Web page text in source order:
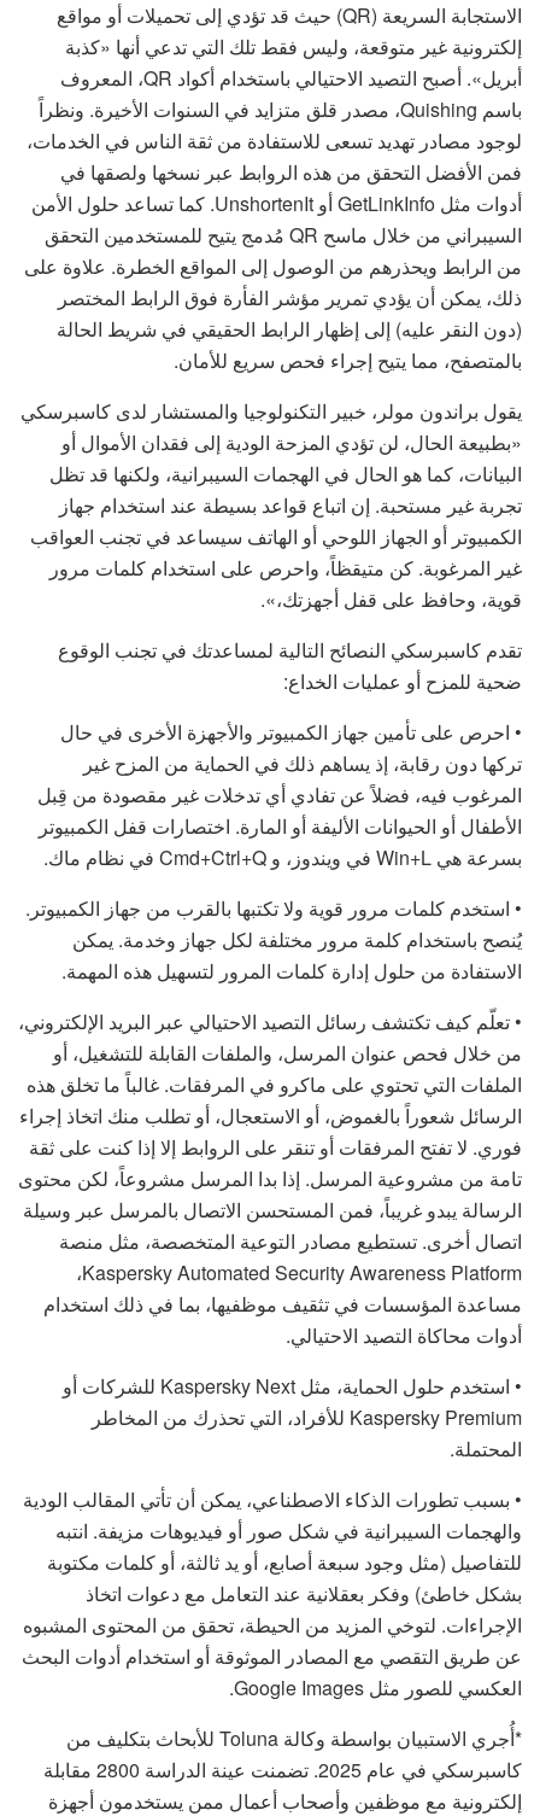
الاستجابة السريعة (QR) حيث قد تؤدي إلى تحميلات أو مواقع
إلكترونية غير متوقعة، وليس فقط تلك التي تدعي أنها «كذبة
أبريل». أصبح التصيد الاحتيالي باستخدام أكواد QR، المعروف
باسم Quishing، مصدر قلق متزايد في السنوات الأخيرة. ونظراً
لوجود مصادر تهديد تسعى للاستفادة من ثقة الناس في الخدمات،
فمن الأفضل التحقق من هذه الروابط عبر نسخها ولصقها في
أدوات مثل GetLinkInfo أو UnshortenIt. كما تساعد حلول الأمن
السيبراني من خلال ماسح QR مُدمج يتيح للمستخدمين التحقق
من الرابط ويحذرهم من الوصول إلى المواقع الخطرة. علاوة على
ذلك، يمكن أن يؤدي تمرير مؤشر الفأرة فوق الرابط المختصر
(دون النقر عليه) إلى إظهار الرابط الحقيقي في شريط الحالة
بالمتصفح، مما يتيح إجراء فحص سريع للأمان.
يقول براندون مولر، خبير التكنولوجيا والمستشار لدى كاسبرسكي
«بطبيعة الحال، لن تؤدي المزحة الودية إلى فقدان الأموال أو
البيانات، كما هو الحال في الهجمات السيبرانية، ولكنها قد تظل
تجربة غير مستحبة. إن اتباع قواعد بسيطة عند استخدام جهاز
الكمبيوتر أو الجهاز اللوحي أو الهاتف سيساعد في تجنب العواقب
غير المرغوبة. كن متيقظاً، واحرص على استخدام كلمات مرور
قوية، وحافظ على قفل أجهزتك،».
تقدم كاسبرسكي النصائح التالية لمساعدتك في تجنب الوقوع
ضحية للمزح أو عمليات الخداع:
• احرص على تأمين جهاز الكمبيوتر والأجهزة الأخرى في حال
تركها دون رقابة، إذ يساهم ذلك في الحماية من المزح غير
المرغوب فيه، فضلاً عن تفادي أي تدخلات غير مقصودة من قِبل
الأطفال أو الحيوانات الأليفة أو المارة. اختصارات قفل الكمبيوتر
بسرعة هي Win+L في ويندوز، و Cmd+Ctrl+Q في نظام ماك.
• استخدم كلمات مرور قوية ولا تكتبها بالقرب من جهاز الكمبيوتر.
يُنصح باستخدام كلمة مرور مختلفة لكل جهاز وخدمة. يمكن
الاستفادة من حلول إدارة كلمات المرور لتسهيل هذه المهمة.
• تعلّم كيف تكتشف رسائل التصيد الاحتيالي عبر البريد الإلكتروني،
من خلال فحص عنوان المرسل، والملفات القابلة للتشغيل، أو
الملفات التي تحتوي على ماكرو في المرفقات. غالباً ما تخلق هذه
الرسائل شعوراً بالغموض، أو الاستعجال، أو تطلب منك اتخاذ إجراء
فوري. لا تفتح المرفقات أو تنقر على الروابط إلا إذا كنت على ثقة
تامة من مشروعية المرسل. إذا بدا المرسل مشروعاً، لكن محتوى
الرسالة يبدو غريباً، فمن المستحسن الاتصال بالمرسل عبر وسيلة
اتصال أخرى. تستطيع مصادر التوعية المتخصصة، مثل منصة
Kaspersky Automated Security Awareness Platform،
مساعدة المؤسسات في تثقيف موظفيها، بما في ذلك استخدام
أدوات محاكاة التصيد الاحتيالي.
• استخدم حلول الحماية، مثل Kaspersky Next للشركات أو
Kaspersky Premium للأفراد، التي تحذرك من المخاطر
المحتملة.
• بسبب تطورات الذكاء الاصطناعي، يمكن أن تأتي المقالب الودية
والهجمات السيبرانية في شكل صور أو فيديوهات مزيفة. انتبه
للتفاصيل (مثل وجود سبعة أصابع، أو يد ثالثة، أو كلمات مكتوبة
بشكل خاطئ) وفكر بعقلانية عند التعامل مع دعوات اتخاذ
الإجراءات. لتوخي المزيد من الحيطة، تحقق من المحتوى المشبوه
عن طريق التقصي مع المصادر الموثوقة أو استخدام أدوات البحث
العكسي للصور مثل Google Images.
*أُجري الاستبيان بواسطة وكالة Toluna للأبحاث بتكليف من
كاسبرسكي في عام 2025. تضمنت عينة الدراسة 2800 مقابلة
إلكترونية مع موظفين وأصحاب أعمال ممن يستخدمون أجهزة